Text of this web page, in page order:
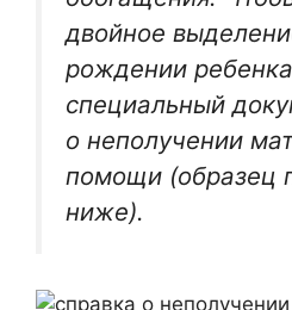
двойное
рождении
специальный
о неполучении
помощи (образец
ниже).